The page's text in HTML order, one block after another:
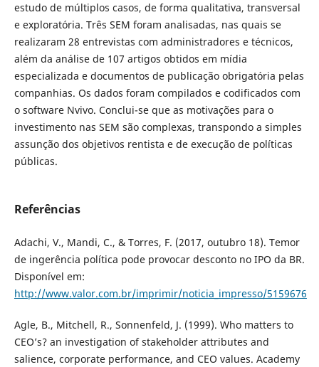
estudo de múltiplos casos, de forma qualitativa, transversal
e exploratória. Três SEM foram analisadas, nas quais se
realizaram 28 entrevistas com administradores e técnicos,
além da análise de 107 artigos obtidos em mídia
especializada e documentos de publicação obrigatória pelas
companhias. Os dados foram compilados e codificados com
o software Nvivo. Conclui-se que as motivações para o
investimento nas SEM são complexas, transpondo a simples
assunção dos objetivos rentista e de execução de políticas
públicas.
Referências
Adachi, V., Mandi, C., & Torres, F. (2017, outubro 18). Temor
de ingerência política pode provocar desconto no IPO da BR.
Disponível em:
http://www.valor.com.br/imprimir/noticia_impresso/5159676
Agle, B., Mitchell, R., Sonnenfeld, J. (1999). Who matters to
CEO’s? an investigation of stakeholder attributes and
salience, corporate performance, and CEO values. Academy